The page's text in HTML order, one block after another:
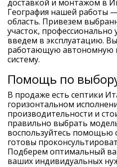
доставкой и монтажом в
География нашей работы
область. Привезем
участок,
введем в эксплуатацию.
работающую автономную
систему.
Помощь по
В продаже есть септики
горизонтальном
производительности и
правильно выбрать
воспользуйтесь помощью
готовы
Подберем оптимальный
ваших индивидуальных